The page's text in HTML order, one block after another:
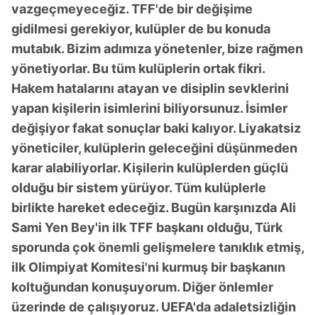
vazgeçmeyeceğiz. TFF'de bir değişime
gidilmesi gerekiyor, kulüpler de bu konuda
mutabık. Bizim adımıza yönetenler, bize rağmen
yönetiyorlar. Bu tüm kulüplerin ortak fikri.
Hakem hatalarını atayan ve disiplin sevklerini
yapan kişilerin isimlerini biliyorsunuz. İsimler
değişiyor fakat sonuçlar baki kalıyor. Liyakatsiz
yöneticiler, kulüplerin geleceğini düşünmeden
karar alabiliyorlar. Kişilerin kulüplerden güçlü
olduğu bir sistem yürüyor. Tüm kulüplerle
birlikte hareket edeceğiz. Bugün karşınızda Ali
Sami Yen Bey'in ilk TFF başkanı olduğu, Türk
sporunda çok önemli gelişmelere tanıklık etmiş,
ilk Olimpiyat Komitesi'ni kurmuş bir başkanın
koltuğundan konuşuyorum. Diğer önlemler
üzerinde de çalışıyoruz. UEFA'da adaletsizliğin